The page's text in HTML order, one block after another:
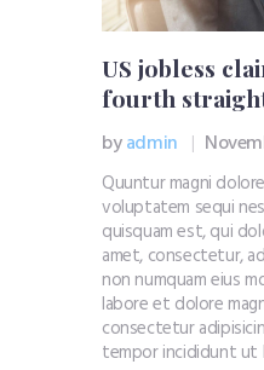
US jobless
fourth
byadmin
Quuntur magni
voluptatem sequi
quisquam est, qui
amet, consectetur,
non numquam eius
labore et dolore
consectetur
tempor incididunt